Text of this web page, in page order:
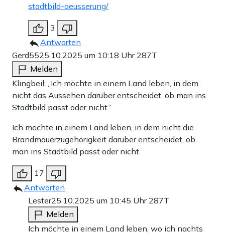
stadtbild-aeusserung/
3
Antworten
Gerd5525.10.2025 um 10:18 Uhr 287T
Melden
Klingbeil: „Ich möchte in einem Land leben, in dem
nicht das Aussehen darüber entscheidet, ob man ins
Stadtbild passt oder nicht.“
Ich möchte in einem Land leben, in dem nicht die
Brandmauerzugehörigkeit darüber entscheidet, ob
man ins Stadtbild passt oder nicht.
17
Antworten
Lester25.10.2025 um 10:45 Uhr 287T
Melden
Ich möchte in einem Land leben, wo ich nachts